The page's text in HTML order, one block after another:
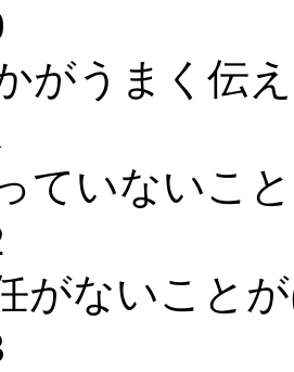
がうまく伝
ていないこ
がないこと